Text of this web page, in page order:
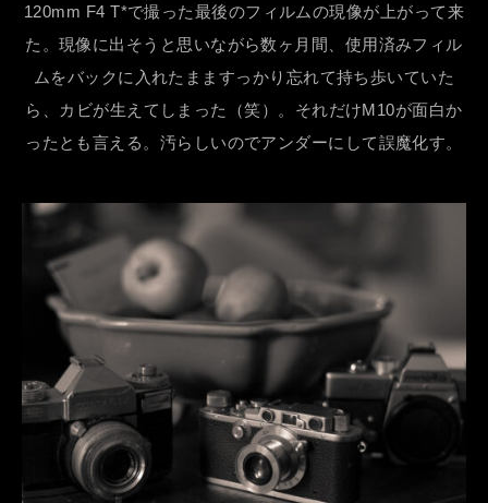
120mm F4 T*で撮った最後のフィルムの現像が上がって来
た。現像に出そうと思いながら数ヶ月間、使用済みフィル
ムをバックに入れたまますっかり忘れて持ち歩いていた
ら、カビが生えてしまった（笑）。それだけM10が面白か
ったとも言える。汚らしいのでアンダーにして誤魔化す。